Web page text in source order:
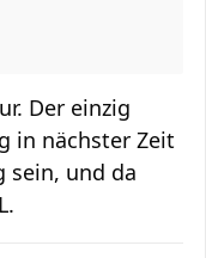
Der einzig
in nächster Zeit
sein, und da